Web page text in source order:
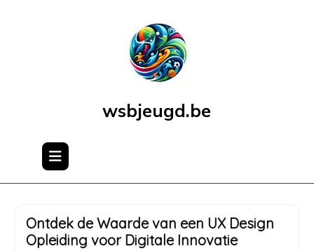
wsbjeugd.be
Ontdek de Waarde van een UX Design
Opleiding voor Digitale Innovatie